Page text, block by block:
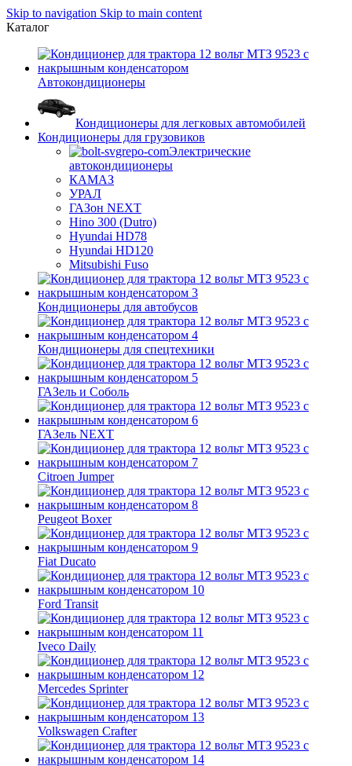
Skip to navigation Skip to main content
Каталог
Автокондиционеры
Кондиционеры для легковых автомобилей
Кондиционеры для грузовиков
Электрические
автокондиционеры
КАМАЗ
УРАЛ
ГАЗон NEXT
Hino 300 (Dutro)
Hyundai HD78
Hyundai HD120
Mitsubishi Fuso
Кондиционеры для автобусов
Кондиционеры для спецтехники
ГАЗель и Соболь
ГАЗель NEXT
Citroen Jumper
Peugeot Boxer
Fiat Ducato
Ford Transit
Iveco Daily
Mercedes Sprinter
Volkswagen Crafter